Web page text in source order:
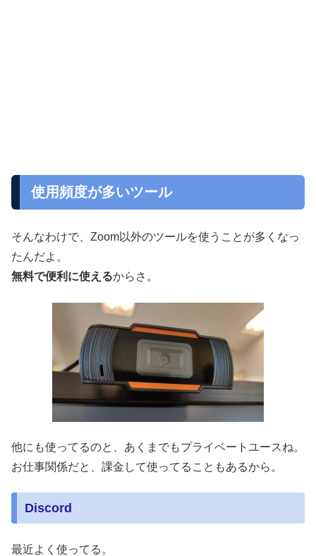
使用頻度が多いツール
そんなわけで、Zoom以外のツールを使うことが多くなっ
たんだよ。
無料で便利に使えるからさ。
他にも使ってるのと、あくまでもプライベートユースね。
お仕事関係だと、課金して使ってることもあるから。
Discord
最近よく使ってる。